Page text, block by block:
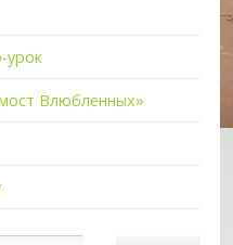
урок
Влюбленных»